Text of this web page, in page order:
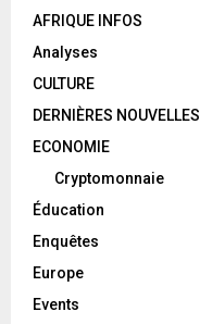
AFRIQUE INFOS
Analyses
CULTURE
DERNIÈRES NOUVELLES
ECONOMIE
Cryptomonnaie
Éducation
Enquêtes
Europe
Events